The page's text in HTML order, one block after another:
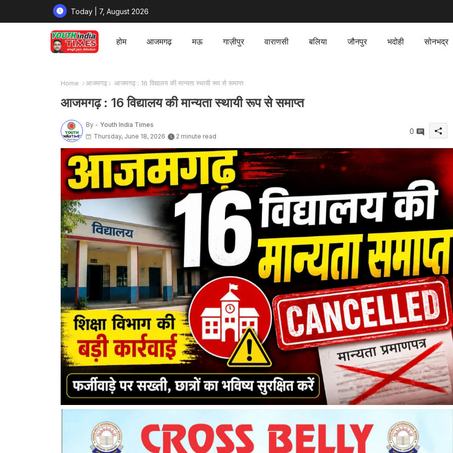
Today | 7, August 2026
होम आजमगढ़ मऊ गाज़ीपुर वाराणसी बलिया जौनपुर भदोही सोनभद्र
Home आजमगढ़ आजमगढ़ : 16 विद्यालय की मान्यता स्थायी रूप से समाप्त
आजमगढ़ : 16 विद्यालय की मान्यता स्थायी रूप से समाप्त
By - Youth India Times
Thursday, June 18, 2026
2 minute read
0